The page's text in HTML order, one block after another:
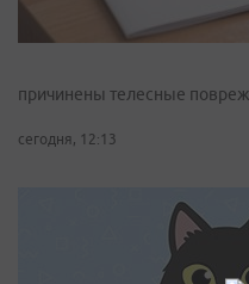
причинены телесные
сегодня, 12:13